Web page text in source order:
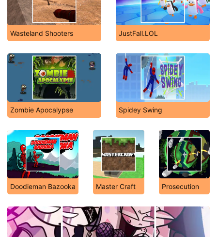
Wasteland Shooters JustFall.LOL
Zombie Apocalypse Spidey Swing
Doodieman Bazooka Master Craft Prosecution